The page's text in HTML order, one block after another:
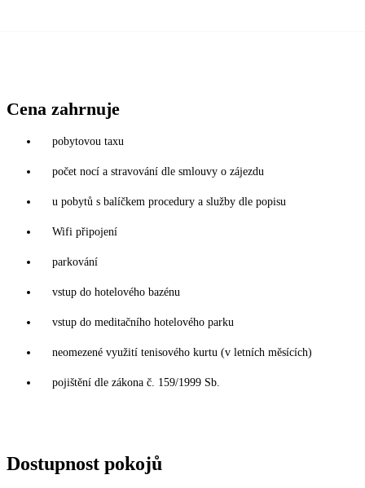
Cena zahrnuje
pobytovou taxu
počet nocí a stravování dle smlouvy o zájezdu
u pobytů s balíčkem procedury a služby dle popisu
Wifi připojení
parkování
vstup do hotelového bazénu
vstup do meditačního hotelového parku
neomezené využití tenisového kurtu (v letních měsících)
pojištění dle zákona č. 159/1999 Sb.
Dostupnost pokojů